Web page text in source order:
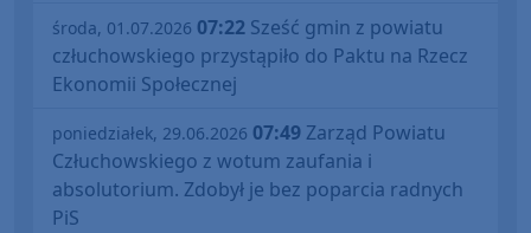
środa, 01.07.2026 07:22 Sześć gmin z powiatu
człuchowskiego przystąpiło do Paktu na Rzecz
Ekonomii Społecznej
poniedziałek, 29.06.2026 07:49 Zarząd Powiatu
Człuchowskiego z wotum zaufania i
absolutorium. Zdobył je bez poparcia radnych
PiS